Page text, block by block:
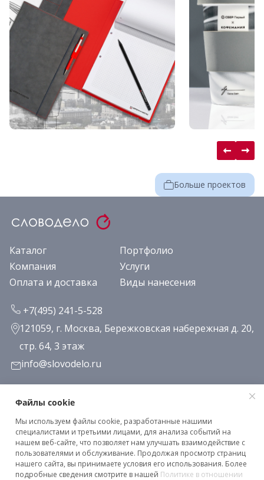
Больше проектов
Каталог
Портфолио
Компания
Услуги
Оплата и доставка
Виды нанесения
+7(495) 241-5-528
121059, г. Москва, Бережковская набережная д. 20,
стр. 64, 3 этаж
info@slovodelo.ru
Заказать звонок
Подписаться на рассылку
Клиентское соглашение
Файлы cookie
Мы используем файлы cookie, разработанные нашими
специалистами и третьими лицами, для анализа событий на
нашем веб-сайте, что позволяет нам улучшать взаимодействие с
пользователями и обслуживание. Продолжая просмотр страниц
нашего сайта, вы принимаете условия его использования. Более
подробные сведения смотрите в нашей Политике в отношении